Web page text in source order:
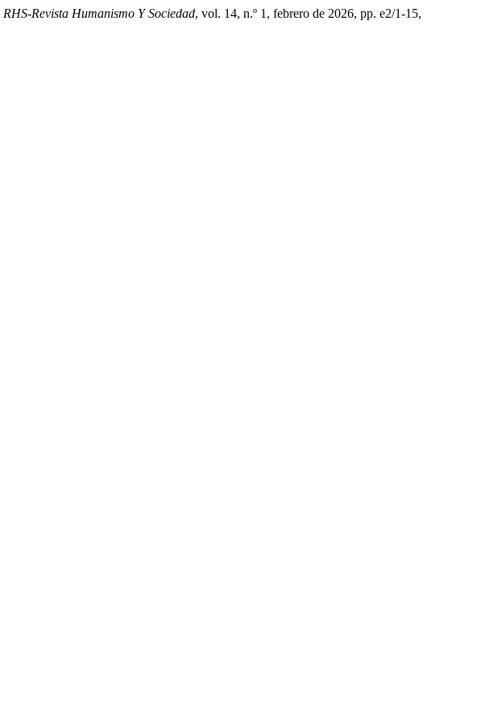
RHS-Revista Humanismo Y Sociedad, vol. 14, n.º 1, febrero de 2026, pp. e2/1-15,